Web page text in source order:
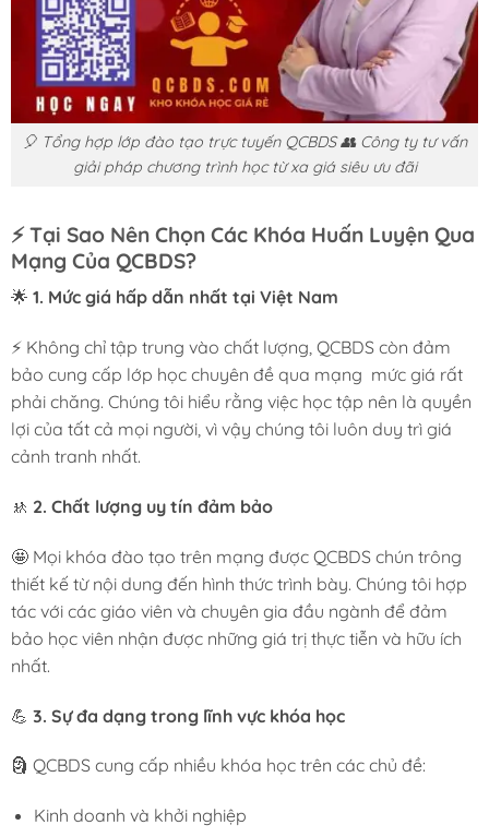
🎈 Tổng hợp lớp đào tạo trực tuyến QCBDS 👥 Công ty tư vấn
giải pháp chương trình học từ xa giá siêu ưu đãi
⚡ Tại Sao Nên Chọn Các Khóa Huấn Luyện Qua
Mạng Của QCBDS?
🌟 1. Mức giá hấp dẫn nhất tại Việt Nam
⚡ Không chỉ tập trung vào chất lượng, QCBDS còn đảm
bảo cung cấp lớp học chuyên đề qua mạng mức giá rất
phải chăng. Chúng tôi hiểu rằng việc học tập nên là quyền
lợi của tất cả mọi người, vì vậy chúng tôi luôn duy trì giá
cảnh tranh nhất.
🚸 2. Chất lượng uy tín đảm bảo
🤩 Mọi khóa đào tạo trên mạng được QCBDS chún trông
thiết kế từ nội dung đến hình thức trình bày. Chúng tôi hợp
tác với các giáo viên và chuyên gia đầu ngành để đảm
bảo học viên nhận được những giá trị thực tiễn và hữu ích
nhất.
💪 3. Sự đa dạng trong lĩnh vực khóa học
🗿 QCBDS cung cấp nhiều khóa học trên các chủ đề:
Kinh doanh và khởi nghiệp